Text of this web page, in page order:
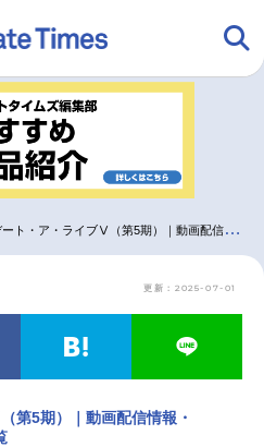
アニメ
ト・ア・ライブⅤ（第5期）｜動画配信情報・2024春アニメ最新情報一覧
更新：2025-07-01
第5期）｜動画配信情報・